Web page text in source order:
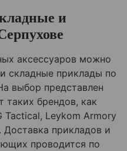
и
аксессуаров можно
складные приклады по
выбор представлен
брендов, как
Tactical, Leykom Armory
Доставка прикладов и
проводится по